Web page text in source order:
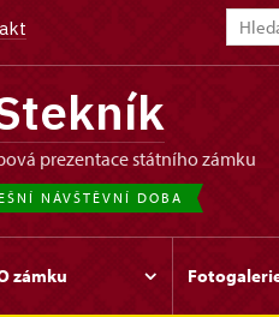
prezentace státního zámku
NÁVŠTĚVNÍ DOBA
zámku